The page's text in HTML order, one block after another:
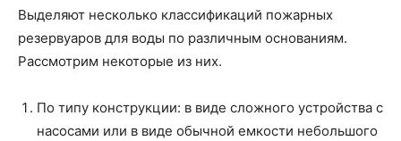
Выделяют несколько классификаций пожарных
резервуаров для воды по различным основаниям.
Рассмотрим некоторые из них.
По типу конструкции: в виде сложного устройства с
насосами или в виде обычной емкости небольшого